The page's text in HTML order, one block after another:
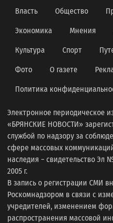
Власть Общество
Экономика Мнения
Культура Спорт
Фото О газете
Политика
Электронное периодическое
«БРЯНСКИЕ НОВОСТИ»
службой по надзору за
сфере массовых
наследия − свидетельство Эл
2005 г.
В запись о регистрации СМИ
Роскомнадзором в связи с
учредителей, изменением
распространения массовой